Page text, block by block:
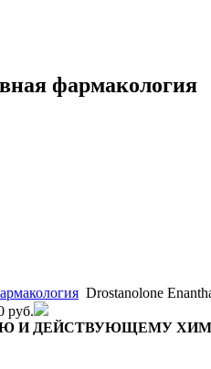
фармакология
Drostanolone
руб.
И ДЕЙСТВУЮЩЕМУ